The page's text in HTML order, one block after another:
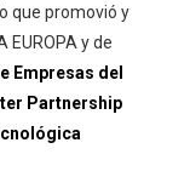
que promovió y
y de
Empresas del
Partnership